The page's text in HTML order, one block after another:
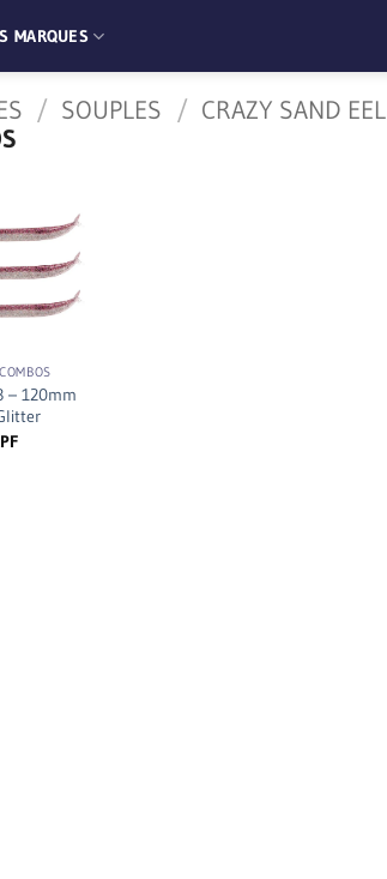
MARQUES
/ SOUPLES / CRAZY SAND EEL
– 120mm